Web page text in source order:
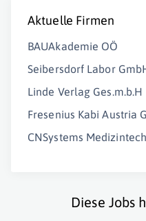
Aktuelle Firmen
BAUAkademie OÖ
Seibersdorf Labor
Linde Verlag Ges.m.b.H
Fresenius Kabi Austria
CNSystems
Diese Jobs